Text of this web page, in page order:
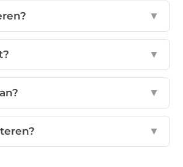
▼
▼
▼
▼